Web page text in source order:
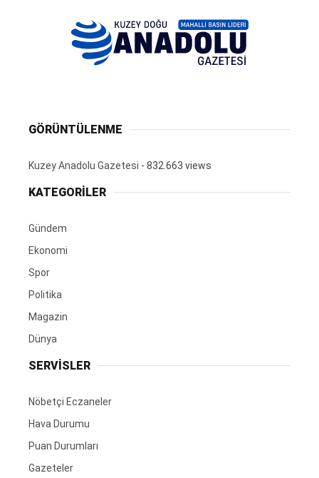
GÖRÜNTÜLENME
Kuzey Anadolu Gazetesi - 832.663 views
KATEGORİLER
Gündem
Ekonomi
Spor
Politika
Magazin
Dünya
SERVİSLER
Nöbetçi Eczaneler
Hava Durumu
Puan Durumları
Gazeteler